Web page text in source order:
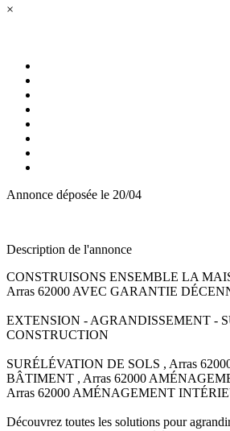
×
Annonce déposée le 20/04
Description de l'annonce
CONSTRUISONS ENSEMBLE LA
Arras 62000 AVEC GARANTIE
EXTENSION - AGRANDISSEMENT -
CONSTRUCTION
SURÉLÉVATION DE SOLS , Arras
BÂTIMENT , Arras 62000
Arras 62000 AMÉNAGEMENT
Découvrez toutes les solutions pour